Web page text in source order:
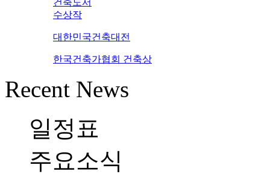
수상작
대한민국건축대전
한국건축가협회 건축상
Recent News
일정표
주요소식